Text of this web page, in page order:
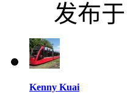
发布
Kenny Kuai